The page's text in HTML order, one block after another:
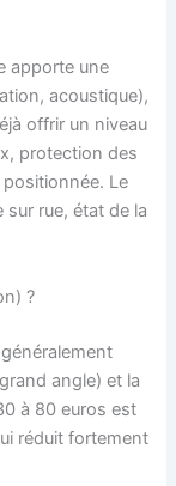
apporte une
acoustique),
offrir un niveau
protection des
Le
rue, état de la
?
angle) et la
à 80 euros est
réduit fortement